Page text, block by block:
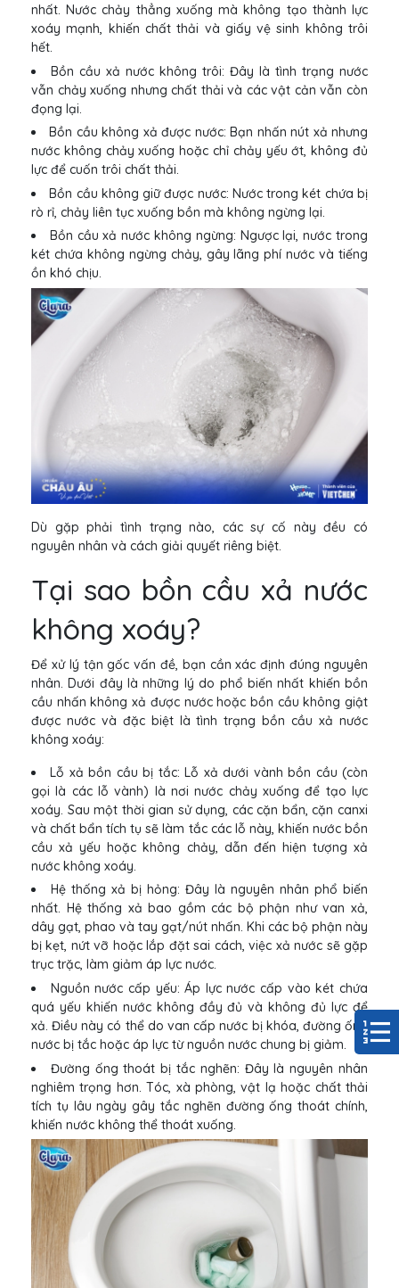
nhất. Nước chảy thẳng xuống mà không tạo thành lực
xoáy mạnh, khiến chất thải và giấy vệ sinh không trôi
hết.
Bồn cầu xả nước không trôi: Đây là tình trạng nước
vẫn chảy xuống nhưng chất thải và các vật cản vẫn còn
đọng lại.
Bồn cầu không xả được nước: Bạn nhấn nút xả nhưng
nước không chảy xuống hoặc chỉ chảy yếu ớt, không đủ
lực để cuốn trôi chất thải.
Bồn cầu không giữ được nước: Nước trong két chứa bị
rò rỉ, chảy liên tục xuống bồn mà không ngừng lại.
Bồn cầu xả nước không ngừng: Ngược lại, nước trong
két chứa không ngừng chảy, gây lãng phí nước và tiếng
ồn khó chịu.
Dù gặp phải tình trạng nào, các sự cố này đều có
nguyên nhân và cách giải quyết riêng biệt.
Tại sao bồn cầu xả nước
không xoáy?
Để xử lý tận gốc vấn đề, bạn cần xác định đúng nguyên
nhân. Dưới đây là những lý do phổ biến nhất khiến bồn
cầu nhấn không xả được nước hoặc bồn cầu không giật
được nước và đặc biệt là tình trạng bồn cầu xả nước
không xoáy:
Lỗ xả bồn cầu bị tắc: Lỗ xả dưới vành bồn cầu (còn
gọi là các lỗ vành) là nơi nước chảy xuống để tạo lực
xoáy. Sau một thời gian sử dụng, các cặn bẩn, cặn canxi
và chất bẩn tích tụ sẽ làm tắc các lỗ này, khiến nước bồn
cầu xả yếu hoặc không chảy, dẫn đến hiện tượng xả
nước không xoáy.
Hệ thống xả bị hỏng: Đây là nguyên nhân phổ biến
nhất. Hệ thống xả bao gồm các bộ phận như van xả,
dây gạt, phao và tay gạt/nút nhấn. Khi các bộ phận này
bị kẹt, nứt vỡ hoặc lắp đặt sai cách, việc xả nước sẽ gặp
trục trặc, làm giảm áp lực nước.
Nguồn nước cấp yếu: Áp lực nước cấp vào két chứa
quá yếu khiến nước không đầy đủ và không đủ lực để
xả. Điều này có thể do van cấp nước bị khóa, đường ống
nước bị tắc hoặc áp lực từ nguồn nước chung bị giảm.
Đường ống thoát bị tắc nghẽn: Đây là nguyên nhân
nghiêm trọng hơn. Tóc, xà phòng, vật lạ hoặc chất thải
tích tụ lâu ngày gây tắc nghẽn đường ống thoát chính,
khiến nước không thể thoát xuống.